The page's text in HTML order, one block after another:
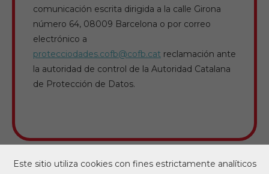
Este sitio utiliza cookies con fines estrictamente analíticos
comunicación escrita dirigida a la calle Girona
número 64, 08009 Barcelona o por correo
electrónico a
protecciodades.cofb@cofb.cat reclamación ante
la autoridad de control de la Autoridad Catalana
de Protección de Datos.